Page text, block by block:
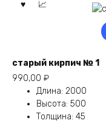
старый кирпич № 1
990,00 ₽
Длина: 2000
Высота: 500
Толщина: 45